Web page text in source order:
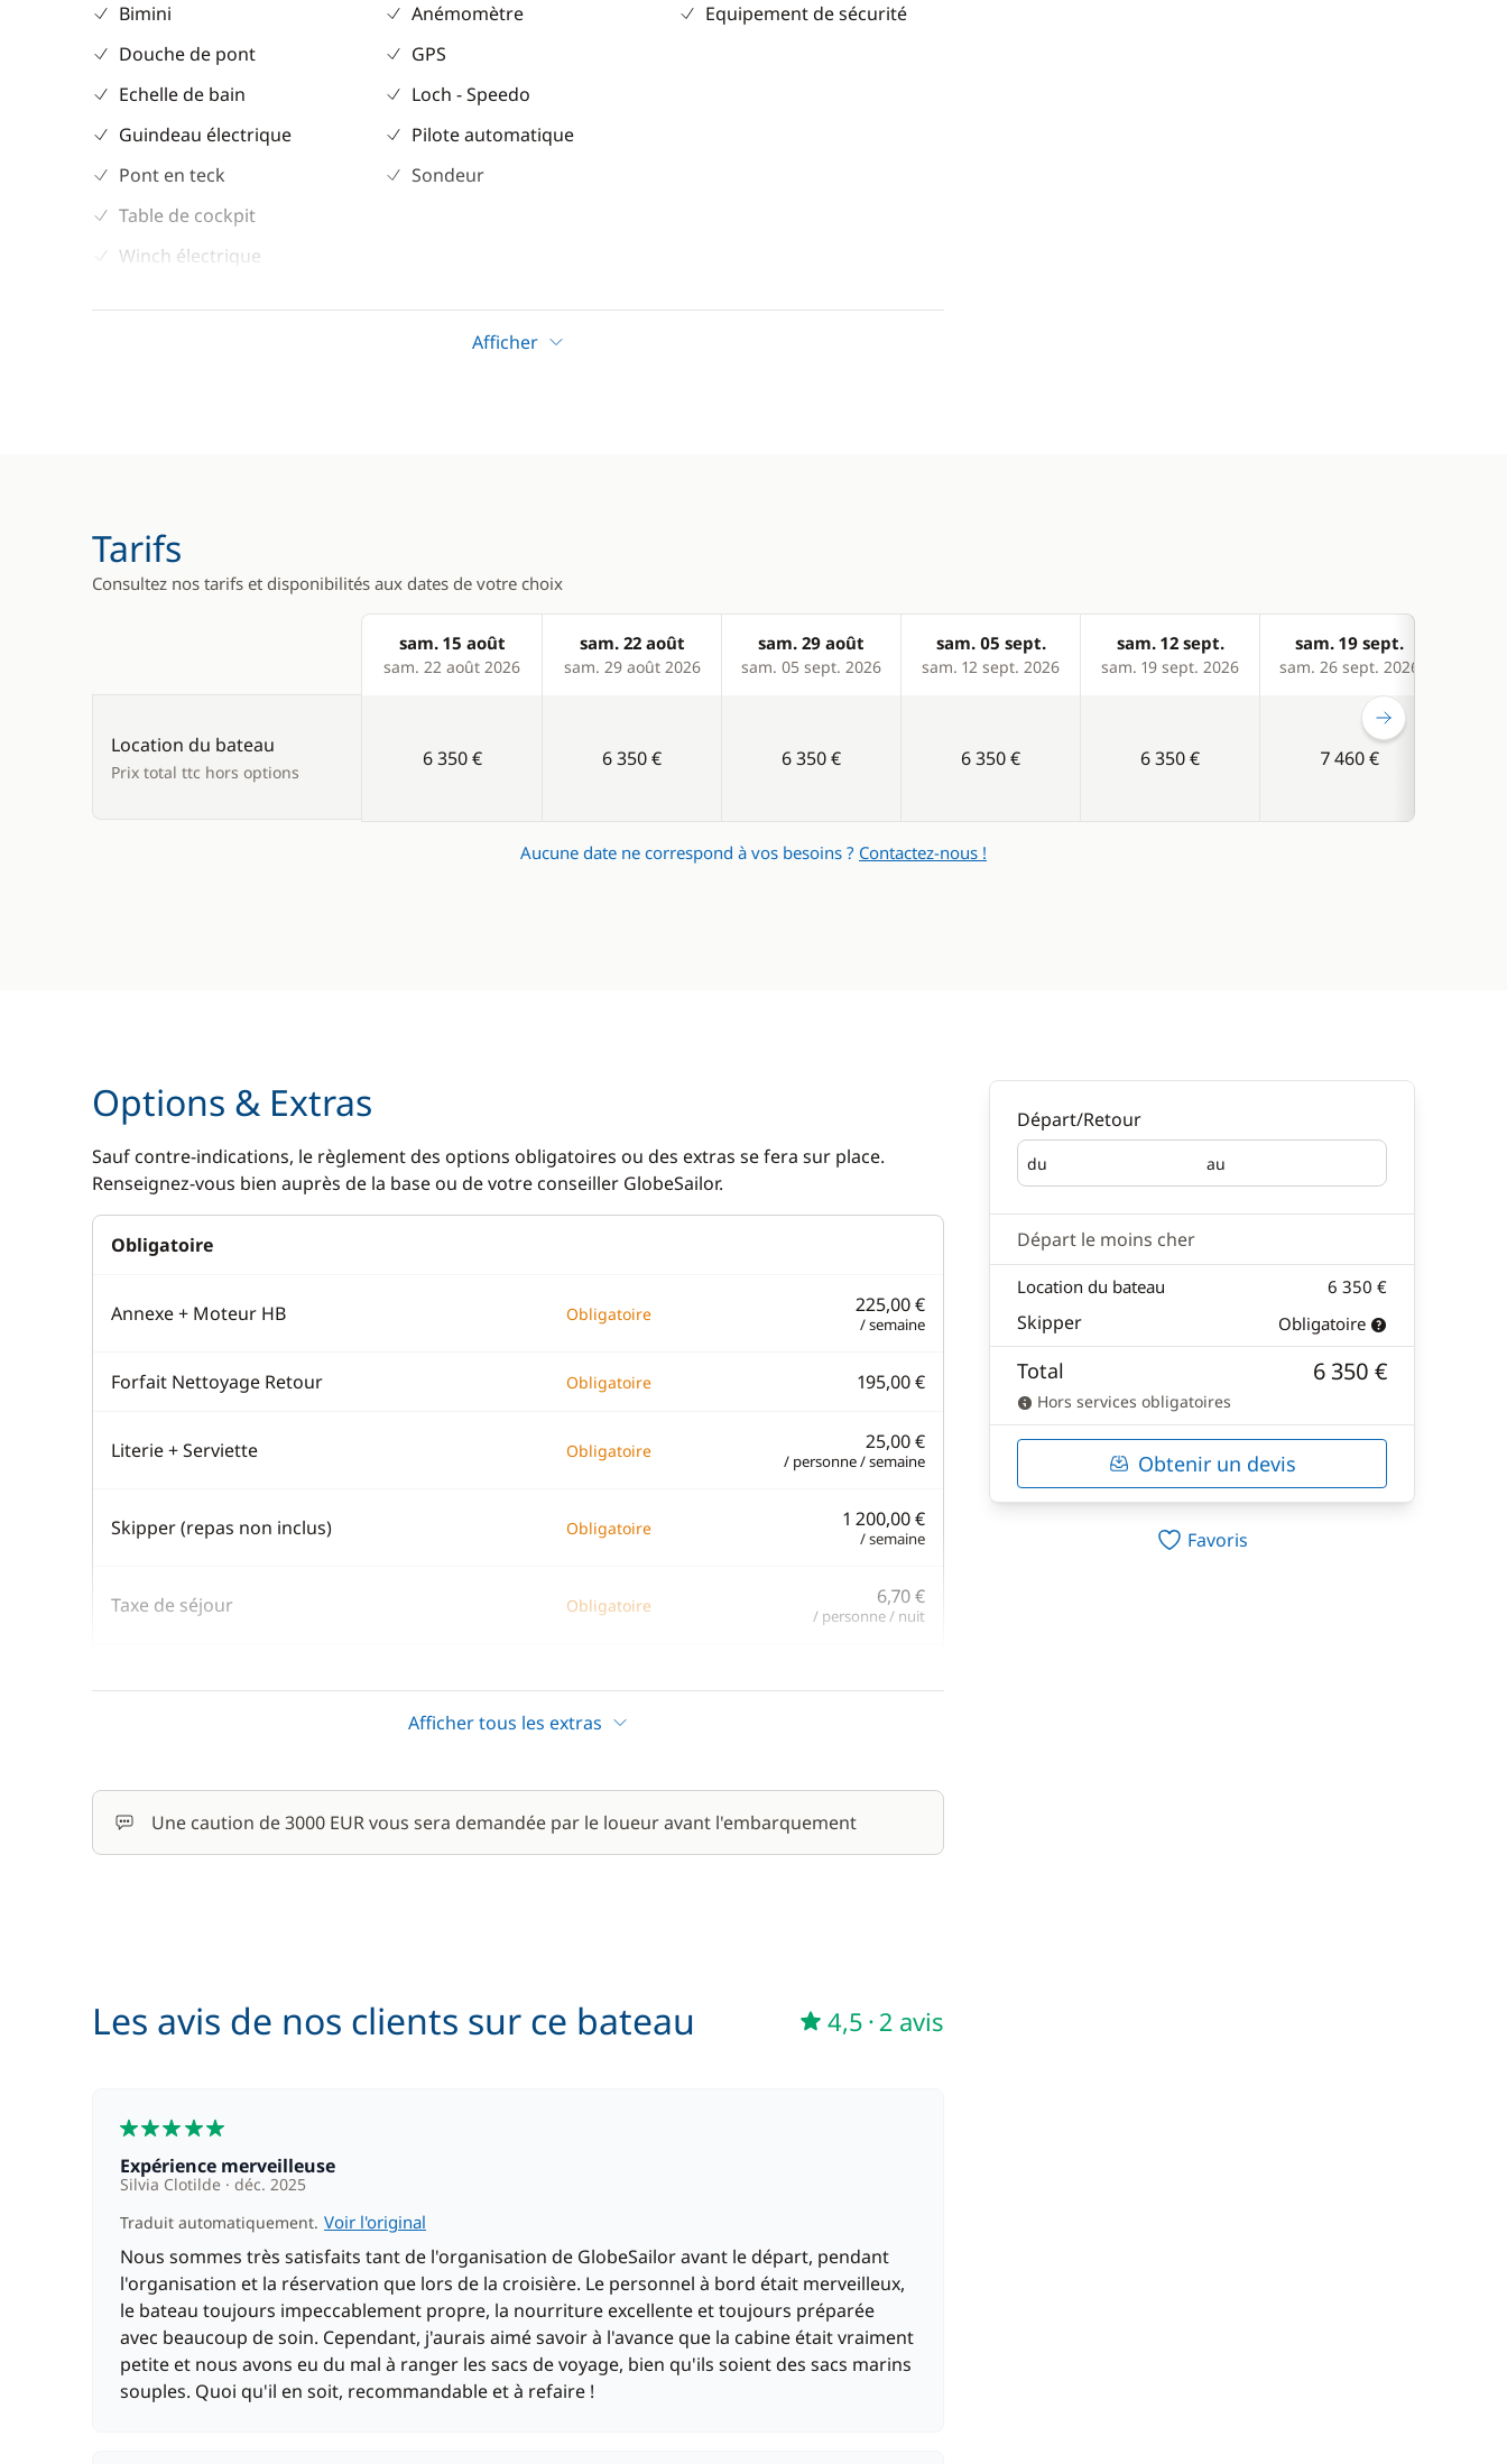
Bimini
Douche de pont
Echelle de bain
Guindeau électrique
Pont en teck
Table de cockpit
Winch électrique
Anémomètre
GPS
Loch - Speedo
Pilote automatique
Sondeur
Equipement de sécurité
Afficher
Tarifs
Consultez nos tarifs et disponibilités aux dates de votre choix
Products
sam. 15 août
sam. 22 août 2026
sam. 22 août
sam. 29 août 2026
sam. 29 août
sam. 05 sept. 2026
sam. 05 sept.
sam. 12 sept. 2026
sam. 12 sept.
sam. 19 sept. 2026
sam. 19 sept.
sam. 26 sept. 2026
Location du bateau
Prix total ttc hors options
6 350 € 6 350 € 6 350 € 6 350 € 6 350 € 7 460 €
Aucune date ne correspond à vos besoins ? Contactez-nous !
Options & Extras
Sauf contre-indications, le règlement des options obligatoires ou des extras se fera sur place.
Renseignez-vous bien auprès de la base ou de votre conseiller GlobeSailor.
Obligatoire
Annexe + Moteur HB Obligatoire 225,00 €
/ semaine
Forfait Nettoyage Retour Obligatoire 195,00 €
Literie + Serviette Obligatoire 25,00 €
/ personne / semaine
Skipper (repas non inclus) Obligatoire 1 200,00 €
/ semaine
Taxe de séjour Obligatoire 6,70 €
/ personne / nuit
/ semaine
Pension complète / semaine
Afficher tous les extras
Une caution de 3000 EUR vous sera demandée par le loueur avant l'embarquement
Les avis de nos clients sur ce bateau 4,5 ·2 avis
Expérience merveilleuse
Silvia Clotilde
déc. 2025
Traduit automatiquement. Voir l'original
Nous sommes très satisfaits tant de l'organisation de GlobeSailor avant le départ, pendant
l'organisation et la réservation que lors de la croisière. Le personnel à bord était merveilleux,
le bateau toujours impeccablement propre, la nourriture excellente et toujours préparée
avec beaucoup de soin. Cependant, j'aurais aimé savoir à l'avance que la cabine était vraiment
petite et nous avons eu du mal à ranger les sacs de voyage, bien qu'ils soient des sacs marins
souples. Quoi qu'il en soit, recommandable et à refaire !
Départ/Retour
du
Départ au
Retour
Départ le moins cher
Location du bateau 6 350 €
Skipper Obligatoire
Total 6 350 €
Hors services obligatoires
Obtenir un devis
Favoris